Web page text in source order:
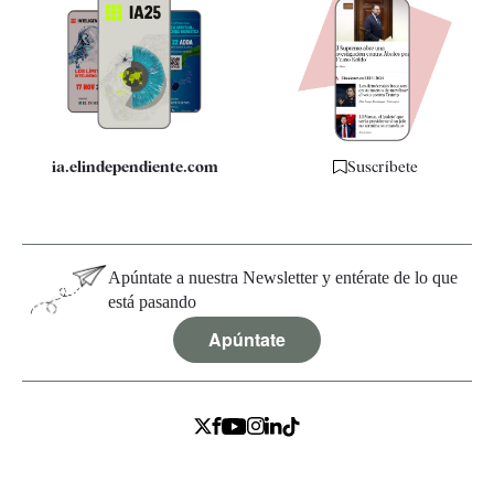
Quiénes somos
Especificaciones
ia.elindependiente.com Suscríbete
Apúntate a nuestra Newsletter y entérate de lo que
está pasando
Apúntate